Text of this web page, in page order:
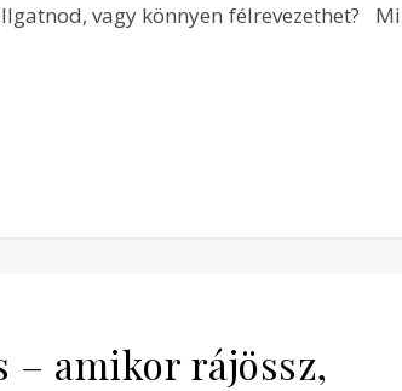
vagy könnyen félrevezethet? Mi
– amikor rájössz,